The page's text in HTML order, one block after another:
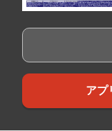
アプ